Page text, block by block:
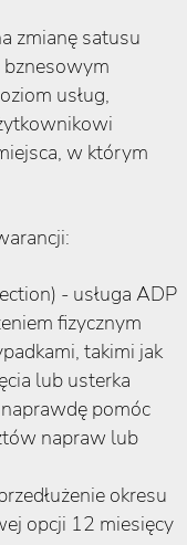
zmianę satusu
usług,
w którym
- usługa ADP
fizycznym
takimi jak
lub usterka
pomóc
napraw lub
okresu
opcji 12 miesięcy